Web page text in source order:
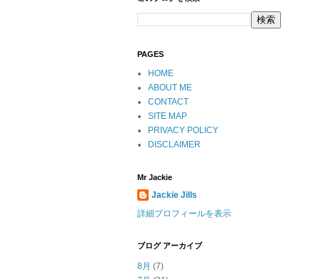
PAGES
HOME
ABOUT ME
CONTACT
SITE MAP
PRIVACY POLICY
DISCLAIMER
Mr Jackie
Jackie Jills
詳細プロフィールを表示
ブログ アーカイブ
8月 (7)